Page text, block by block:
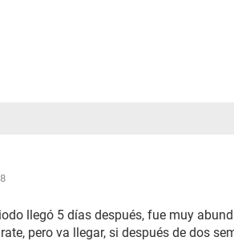
llegó 5 días después, fue muy
pero va llegar, si después de dos